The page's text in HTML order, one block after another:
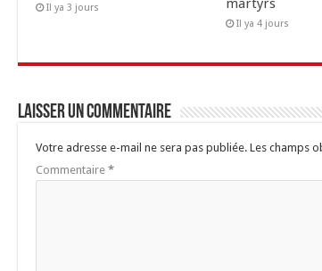
Il ya 3 jours
martyrs
Il ya 4 jours
Laisser un commentaire
Votre adresse e-mail ne sera pas publiée. Les champs
Commentaire *